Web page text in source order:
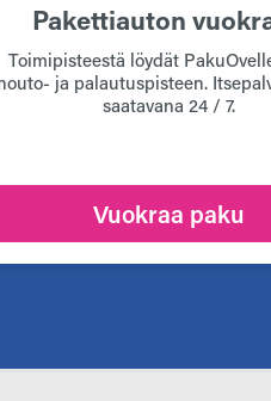
Pakettiauton
Toimipisteestä löydät
ja palautuspisteen.
saatavana 24 / 7.
Vuokraa paku